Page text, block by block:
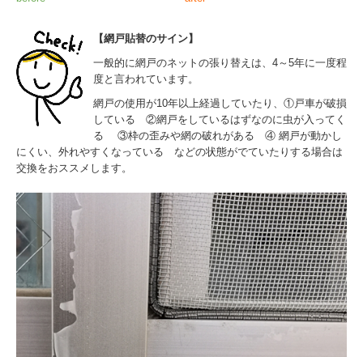
【網戸貼替のサイン】
一般的に網戸のネットの張り替えは、4～5年に一度程
度と言われています。
網戸の使用が10年以上経過していたり、①戸車が破損
している ②網戸をしているはずなのに虫が入ってく
る ③枠の歪みや網の破れがある ④ 網戸が動かし
にくい、外れやすくなっている などの状態がでていたりする場合は
交換をおススメします。